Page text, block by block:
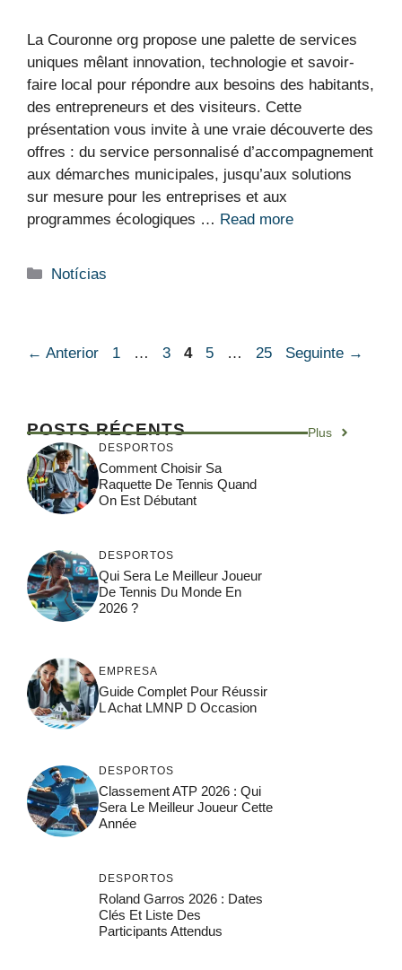
La Couronne org propose une palette de services
uniques mêlant innovation, technologie et savoir-
faire local pour répondre aux besoins des habitants,
des entrepreneurs et des visiteurs. Cette
présentation vous invite à une vraie découverte des
offres : du service personnalisé d’accompagnement
aux démarches municipales, jusqu’aux solutions
sur mesure pour les entreprises et aux
programmes écologiques … Read more
Categorias
Notícias
← Anterior Página
1 … Página
3 Página
4 Página
5 … Página
25 Seguinte →
POSTS RÉCENTS Plus
DESPORTOS
Comment Choisir Sa
Raquette De Tennis Quand
On Est Débutant
DESPORTOS
Qui Sera Le Meilleur Joueur
De Tennis Du Monde En
2026 ?
EMPRESA
Guide Complet Pour Réussir
L Achat LMNP D Occasion
DESPORTOS
Classement ATP 2026 : Qui
Sera Le Meilleur Joueur Cette
Année
DESPORTOS
Roland Garros 2026 : Dates
Clés Et Liste Des
Participants Attendus